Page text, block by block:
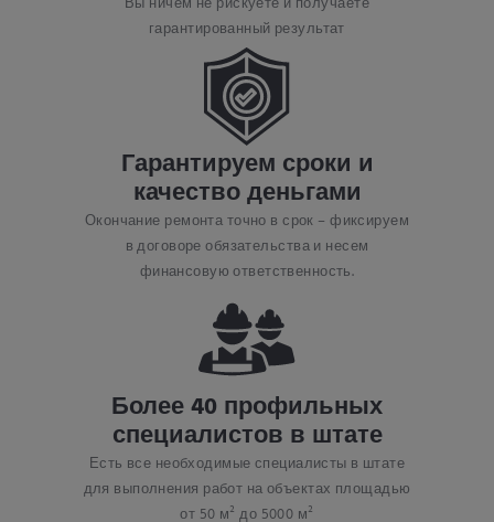
гарантированный результат
Гарантируем сроки и
качестводеньгами
Окончание ремонта точно в срок – фиксируем
в договоре обязательства и несем
финансовую ответственность.
Более 40 профильных
специалистов в штате
Есть все необходимые специалисты в штате
для выполнения работ на объектах площадью
от 50 м² до 5000 м²